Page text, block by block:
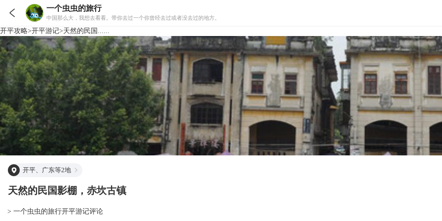
 一个虫虫的旅行
中国那么大，我想去看看。带你去过一个你曾经去过或者没去过的地方。
开平攻略>开平游记>天然的民国......
开平、广东等2地
天然的民国影棚，赤坎古镇
> 一个虫虫的旅行开平游记评论